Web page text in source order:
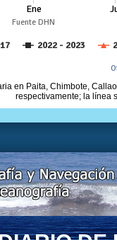
en Paita, Chimbote,
respectivamente; la línea